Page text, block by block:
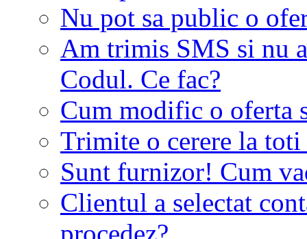
Nu pot sa public o
Am trimis SMS si nu
Codul. Ce fac?
Cum modific o oferta
Trimite o cerere la
Sunt furnizor! Cum
Clientul a selectat
procedez?